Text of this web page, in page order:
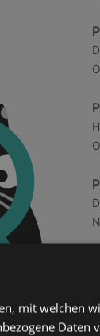
mit welchen
Daten